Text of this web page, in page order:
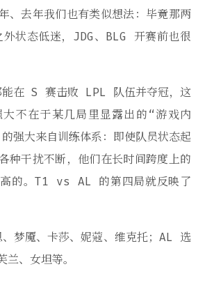
、去年我们也有类似想法：毕竟那两
态低迷，JDG、BLG 开赛前也很
在 S 赛击败 LPL 队伍并夺冠，这
不在于某几局里显露出的“游戏内
强大来自训练体系：即使队员状态起
种干扰不断，他们在长时间跨度上的
高的。T1 vs AL 的第四局就反映了
梦魇、卡莎、妮蔻、维克托；AL 选
兰、女坦等。